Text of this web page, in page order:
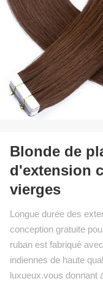
Blonde de
d'extension
vierges
Longue durée des
conception gratuite
ruban est fabriqué
indiennes de haute
luxueux.vous donnant